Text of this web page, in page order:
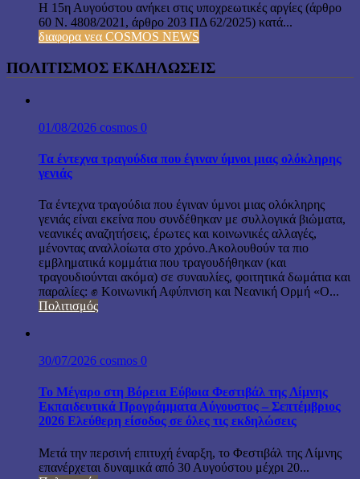
Η 15η Αυγούστου ανήκει στις υποχρεωτικές αργίες (άρθρο
60 Ν. 4808/2021, άρθρο 203 ΠΔ 62/2025) κατά...
διαφορα νεα COSMOS NEWS
ΠΟΛΙΤΙΣΜΟΣ ΕΚΔΗΛΩΣΕΙΣ
01/08/2026 cosmos 0
Τα έντεχνα τραγούδια που έγιναν ύμνοι μιας ολόκληρης
γενιάς
Τα έντεχνα τραγούδια που έγιναν ύμνοι μιας ολόκληρης
γενιάς είναι εκείνα που συνδέθηκαν με συλλογικά βιώματα,
νεανικές αναζητήσεις, έρωτες και κοινωνικές αλλαγές,
μένοντας αναλλοίωτα στο χρόνο.Ακολουθούν τα πιο
εμβληματικά κομμάτια που τραγουδήθηκαν (και
τραγουδιούνται ακόμα) σε συναυλίες, φοιτητικά δωμάτια και
παραλίες: ✊ Κοινωνική Αφύπνιση και Νεανική Ορμή «Ο...
Πολιτισμός
30/07/2026 cosmos 0
Το Μέγαρο στη Βόρεια Εύβοια Φεστιβάλ της Λίμνης
Εκπαιδευτικά Προγράμματα Αύγουστος – Σεπτέμβριος
2026 Ελεύθερη είσοδος σε όλες τις εκδηλώσεις
Μετά την περσινή επιτυχή έναρξη, το Φεστιβάλ της Λίμνης
επανέρχεται δυναμικά από 30 Αυγούστου μέχρι 20...